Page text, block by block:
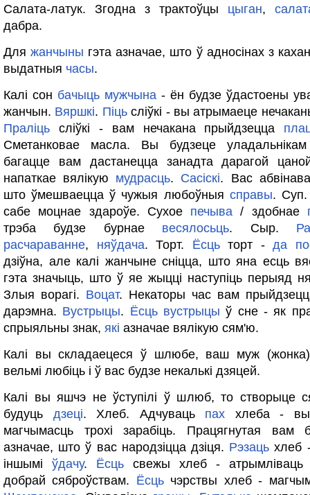
Салата-латук. Згодна з трактоўцы цыган,
дабра.
Дляжанчыны гэта азначае, што ў адносінах з
выдатныя часы.
Калі сон бачыць мужчына - ён будзе ўдастоены
жанчын. Вяршкі. Піцьсліўкі - вы атрымаеце
Праліць сліўкі - вам нечакана прыйдзецца
Сметанковае масла. Вы будзеце
багацце вам дастанецца занадта дарагой
напаткае вялікую мудрасць. Сасіскі. Вас
што ўмешваецца ў чужыя любоўныя справы.
сабе моцнае здароўе. Сухое печыва / здобнае
трэба будзе бурнае весялосьць. Сыр.
расчараванне, няўдача. Торт. Ёсцьторт -да
дзіўна, але калі жанчыне сніцца, што яна есць
гэта значыць, што ў яе жыцці наступіць перыяд
Злыя ворагі. Воцат. Некаторы час вам
дарэмна. Вустрыцы. Ёсць вустрыцы ў сне - як
спрыяльны знак, які азначае вялікую сям'ю.
Калі вы складаецеся ў шлюбе, ваш муж
вельмі любіць і ў вас будзе некалькі дзяцей.
Калі вы яшчэ не ўступілі ў шлюб, то створыце
будуць дзеці. Хлеб. Адчуваць пах хлеба - вы
магчымасць трохі зарабіць. Працягнутая вам
азначае, што ў вас народзіцца дзіця. Рэзаць хлеб
іншымі ўдачу. Ёсць свежы хлеб -
добрай сяброўствам. Ёсцьчэрствы хлеб -